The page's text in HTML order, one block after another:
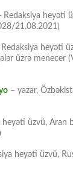
Redaksiya heyəti
21.08.2021)
Redaksiya heyəti
üzrə menecer
– yazar,
heyəti üzvü, Aran
heyəti üzvü,